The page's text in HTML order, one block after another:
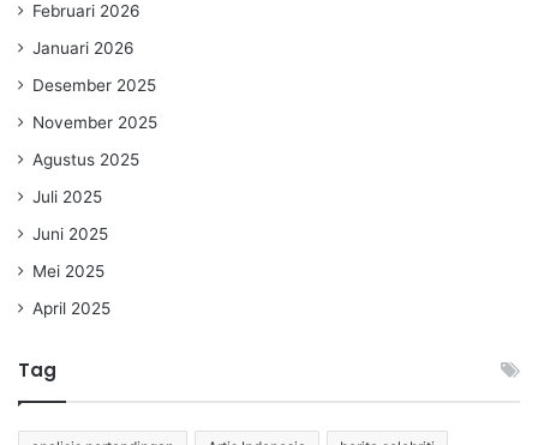
Februari 2026
Januari 2026
Desember 2025
November 2025
Agustus 2025
Juli 2025
Juni 2025
Mei 2025
April 2025
Tag